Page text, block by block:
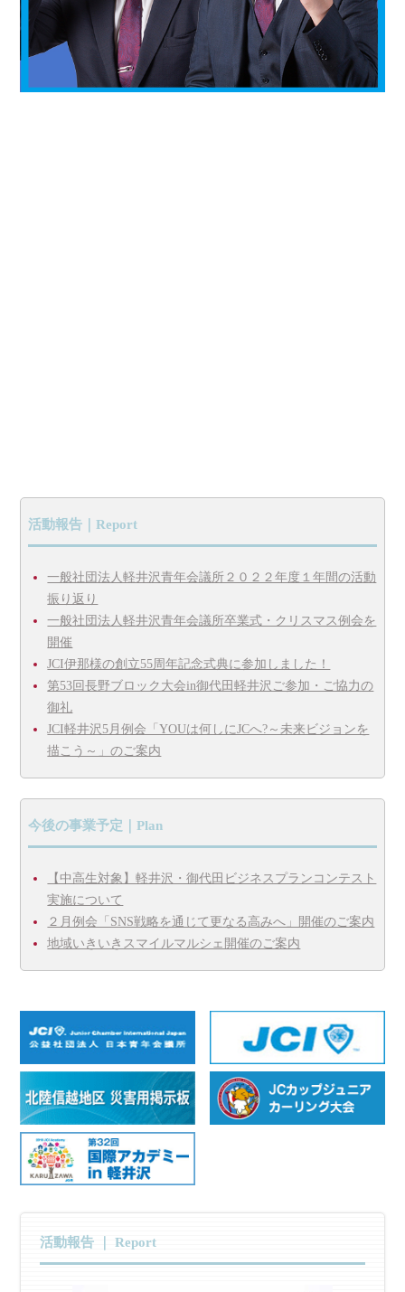
活動報告 ｜ Report
活動報告｜Report
一般社団法人軽井沢青年会議所２０２２年度１年間の活動
振り返り
一般社団法人軽井沢青年会議所卒業式・クリスマス例会を
開催
JCI伊那様の創立55周年記念式典に参加しました！
第53回長野ブロック大会in御代田軽井沢ご参加・ご協力の
御礼
JCI軽井沢5月例会「YOUは何しにJCへ?～未来ビジョンを
描こう～」のご案内
今後の事業予定｜Plan
【中高生対象】軽井沢・御代田ビジネスプランコンテスト
実施について
２月例会「SNS戦略を通じて更なる高みへ」開催のご案内
地域いきいきスマイルマルシェ開催のご案内